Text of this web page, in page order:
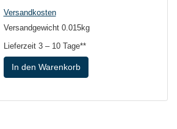
Versandkosten
Versandgewicht 0.015kg
Lieferzeit 3 – 10 Tage**
In den Warenkorb